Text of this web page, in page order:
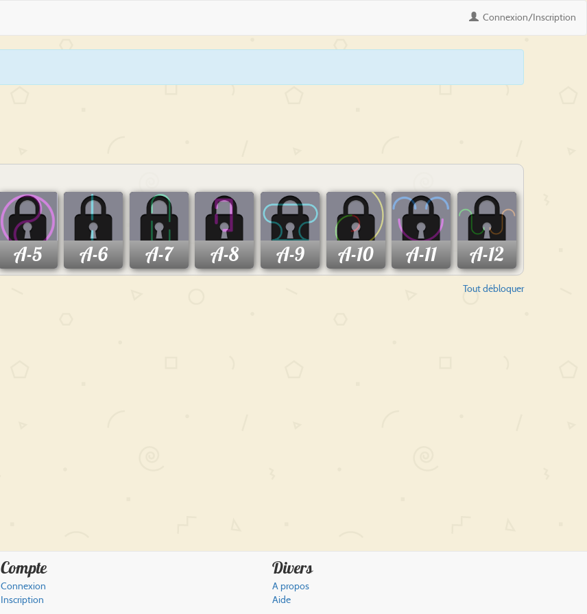
Connexion/Inscription
A-5 A-6 A-7 A-8 A-9 A-10 A-11 A-12
Tout débloquer
Compte
Connexion
Inscription
Divers
A propos
Aide